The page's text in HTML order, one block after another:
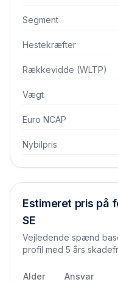
Segment
Hestekræfter
Rækkevidde (WLTP)
Vægt
Euro NCAP
Nybilpris
Estimeret pris på
SE
Vejledende spænd
profil med 5 års
Alder Ansvar